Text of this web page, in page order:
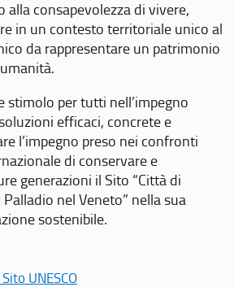
alla consapevolezza di vivere,
in un contesto territoriale unico al
da rappresentare un patrimonio
stimolo per tutti nell’impegno
efficaci, concrete e
l’impegno preso nei confronti
di conservare e
generazioni il Sito “Città di
Palladio nel Veneto” nella sua
sostenibile.
UNESCO